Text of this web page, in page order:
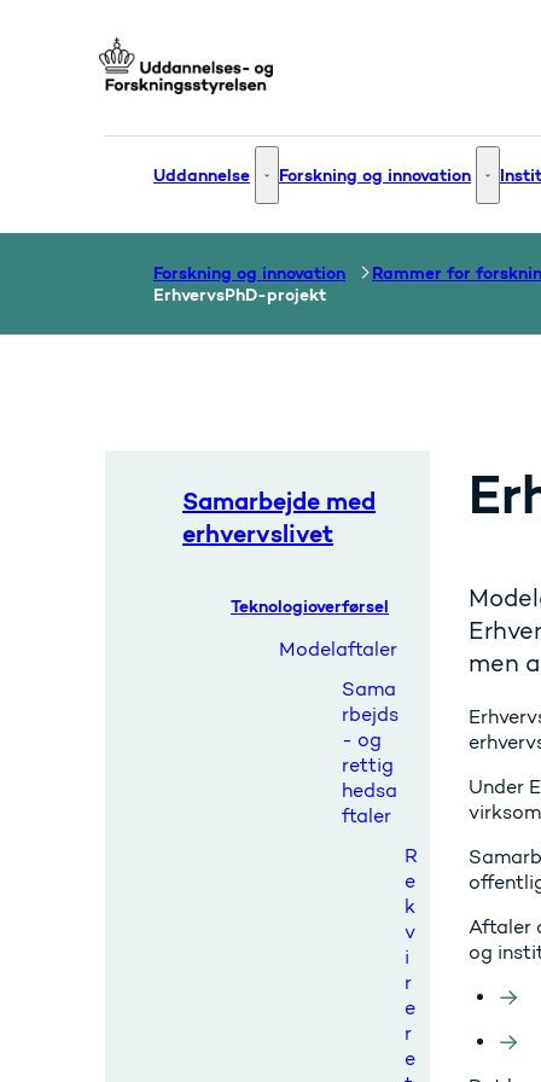
Uddannelse Uddannelse - Flere links
Forskning og innovation
Forskning og innovation
ErhvervsPhD-projekt
Samarbejde med
erhvervslivet
Teknologioverførsel
Modelaftaler
Sama
rbejds
- og
rettig
hedsa
ftaler
R
e
k
v
i
r
e
r
e
men
Under
Aftaler
og